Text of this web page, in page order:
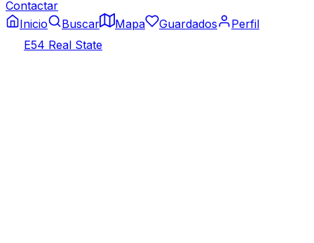
Contactar
Inicio
Buscar Mapa Guardados
Perfil
E54 Real State